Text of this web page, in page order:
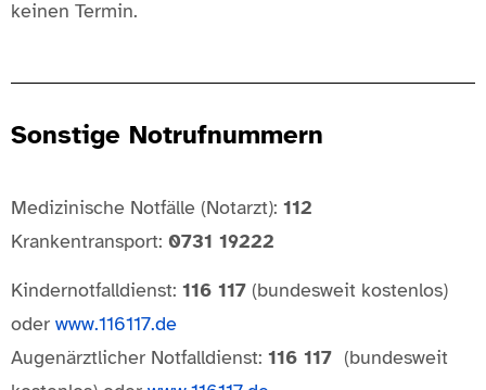
keinen Termin.
Sonstige Notrufnummern
Medizinische Notfälle (Notarzt): 112
Krankentransport: 0731 19222
Kindernotfalldienst: 116 117 (bundesweit kostenlos)
oder www.116117.de
Augenärztlicher Notfalldienst: 116 117 (bundesweit